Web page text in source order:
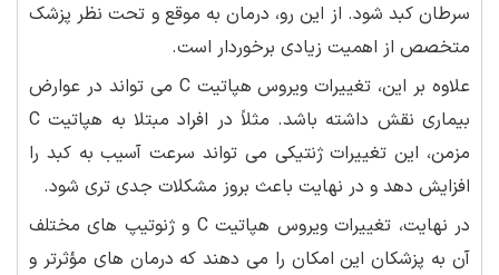
سرطان کبد شود. از این رو، درمان به موقع و تحت نظر پزشک
متخصص از اهمیت زیادی برخوردار است.
علاوه بر این، تغییرات ویروس هپاتیت C می تواند در عوارض
بیماری نقش داشته باشد. مثلاً در افراد مبتلا به هپاتیت C
مزمن، این تغییرات ژنتیکی می تواند سرعت آسیب به کبد را
افزایش دهد و در نهایت باعث بروز مشکلات جدی تری شود.
در نهایت، تغییرات ویروس هپاتیت C و ژنوتیپ های مختلف
آن به پزشکان این امکان را می دهند که درمان های مؤثرتر و